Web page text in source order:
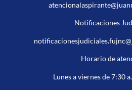
Notificaciones
Horario de
Lunes a viernes de 7:30